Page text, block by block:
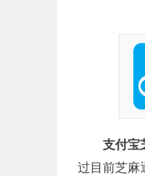
支付宝
过目前芝麻